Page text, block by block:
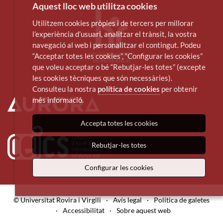
© Universitat Rovira i Virgili · Avís legal · Política de galetes
·
Accessibilitat · Sobre aquest web
Aquest lloc web utilitza cookies
Utilitzem cookies pròpies i de tercers per millorar
l’experiència d’usuari, analitzar el trànsit, la vostra
navegació al web i personalitzar el contingut. Podeu
“Acceptar totes les cookies”, “Configurar les cookies”
que voleu acceptar o bé “Rebutjar-les totes” (excepte
les cookies tècniques que són necessàries).
Consulteu la nostra política de cookies per obtenir
més informació.
Accepta totes les cookies
Rebutjar-les totes
Configurar les cookies